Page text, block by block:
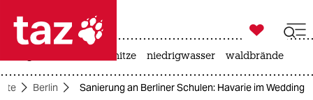
 taz zahl ich
taz zahl ich

taz zahl ich
hitze niedrigwasser waldbrände
Berlin Sanierung an Berliner Schulen: Havarie im Wedding